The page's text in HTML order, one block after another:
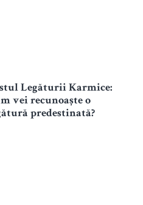
Legăturii Karmice:
vei recunoaște o
predestinată?